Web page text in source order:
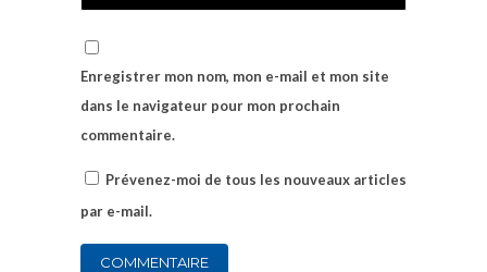
Enregistrer mon nom, mon e-mail et mon site
dans le navigateur pour mon prochain
commentaire.
Prévenez-moi de tous les nouveaux articles
par e-mail.